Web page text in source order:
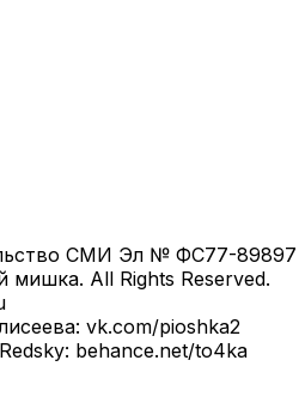
СМИ Эл № ФС77-89897
All Rights Reserved.
vk.com/pioshka2
behance.net/to4ka